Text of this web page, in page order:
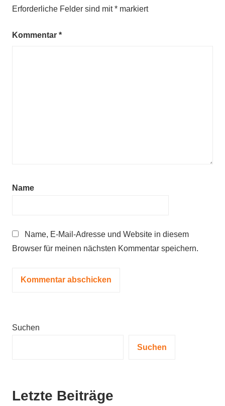
Erforderliche Felder sind mit* markiert
Kommentar *
Name
Name, E-Mail-Adresse und Website in diesem
Browser für meinen nächsten Kommentar speichern.
Suchen
Suchen
Letzte Beiträge